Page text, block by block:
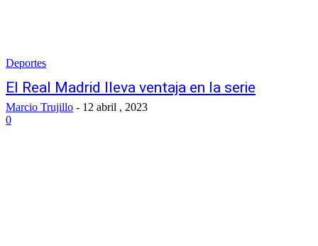
Deportes
El Real Madrid lleva ventaja en la serie
Marcio Trujillo - 12 abril , 2023
0